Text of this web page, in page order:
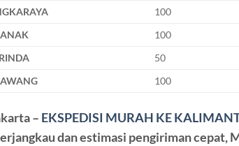
100
100
50
100
– EKSPEDISI MURAH KE
dan estimasi pengiriman cepat,